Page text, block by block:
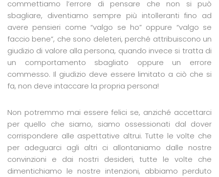
commettiamo l’errore di pensare che non si può
sbagliare, diventiamo sempre più intolleranti fino ad
avere pensieri come “valgo se ho” oppure “valgo se
faccio bene”, che sono deleteri, perché attribuiscono un
giudizio di valore alla persona, quando invece si tratta di
un comportamento sbagliato oppure un errore
commesso. Il giudizio deve essere limitato a ciò che si
fa, non deve intaccare la propria persona!
Non potremmo mai essere felici se, anziché accettarci
per quello che siamo, siamo ossessionati dal dover
corrispondere alle aspettative altrui. Tutte le volte che
per adeguarci agli altri ci allontaniamo dalle nostre
convinzioni e dai nostri desideri, tutte le volte che
dimentichiamo le nostre intenzioni, abbiamo perduto